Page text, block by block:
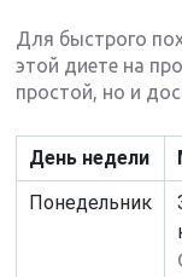
Для быстрого
этой диете на
простой, но и
День недели
Понедельник